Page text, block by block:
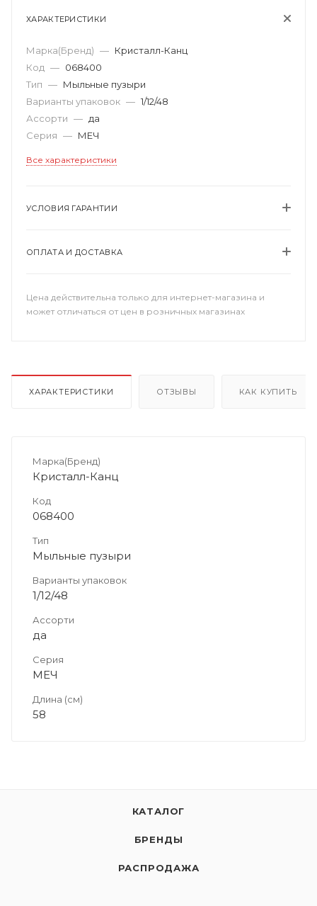
ХАРАКТЕРИСТИКИ
Марка(Бренд) — Кристалл-Канц
Код — 068400
Тип — Мыльные пузыри
Варианты упаковок — 1/12/48
Ассорти — да
Серия — МЕЧ
Все характеристики
УСЛОВИЯ ГАРАНТИИ
ОПЛАТА И ДОСТАВКА
Цена действительна только для интернет-магазина и
может отличаться от цен в розничных магазинах
ХАРАКТЕРИСТИКИ ОТЗЫВЫ КАК КУПИТЬ
Марка(Бренд)
Кристалл-Канц
Код
068400
Тип
Мыльные пузыри
Варианты упаковок
1/12/48
Ассорти
да
Серия
МЕЧ
Длина (см)
58
КАТАЛОГ
БРЕНДЫ
РАСПРОДАЖА